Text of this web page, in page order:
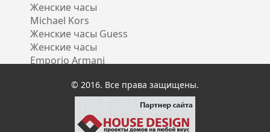
Женские часы
Michael Kors
Женские часы Guess
Женские часы
Emporio Armani
© 2016. Все права защищены.